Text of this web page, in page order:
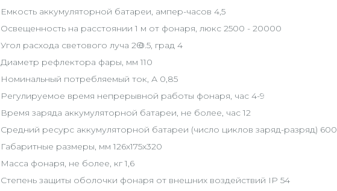
Емкость аккумуляторной батареи, ампер-часов 4,5
Освещенность на расстоянии 1 м от фонаря, люкс 2500 - 20000
Угол расхода светового луча 2Ө 0.5, град 4
Диаметр рефлектора фары, мм 110
Номинальный потребляемый ток, А 0,85
Регулируемое время непрерывной работы фонаря, час 4-9
Время заряда аккумуляторной батареи, не более, час 12
Средний ресурс аккумуляторной батареи (число циклов заряд-разряд) 600
Габаритные размеры, мм 126х175х320
Масса фонаря, не более, кг 1,6
Степень защиты оболочки фонаря от внешних воздействий IP 54